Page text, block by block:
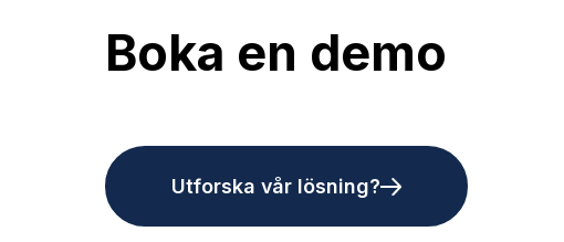
Boka en demo
Utforska vår lösning?